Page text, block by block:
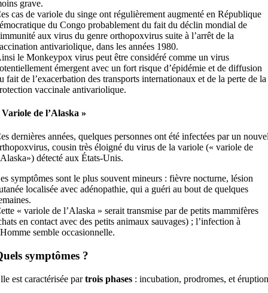
grave.
cas de variole du singe ont régulièrement augmenté en République
du Congo probablement du fait du déclin mondial de
aux virus du genre orthopoxvirus suite à l’arrêt de la
antivariolique, dans les années 1980.
le Monkeypox virus peut être considéré comme un virus
émergent avec un fort risque d’épidémie et de diffusion
fait de l’exacerbation des transports internationaux et de la perte de la
vaccinale antivariolique.
Variole de l’Alaska »
dernières années, quelques personnes ont été infectées par un
cousin très éloigné du virus de la variole (« variole de
détecté aux États-Unis.
symptômes sont le plus souvent mineurs : fièvre nocturne, lésion
localisée avec adénopathie, qui a guéri au bout de quelques
« variole de l’Alaska » serait transmise par de petits mammifères
en contact avec des petits animaux sauvages) ; l’infection à
semble occasionnelle.
symptômes ?
est caractérisée partrois phases: incubation, prodromes, et